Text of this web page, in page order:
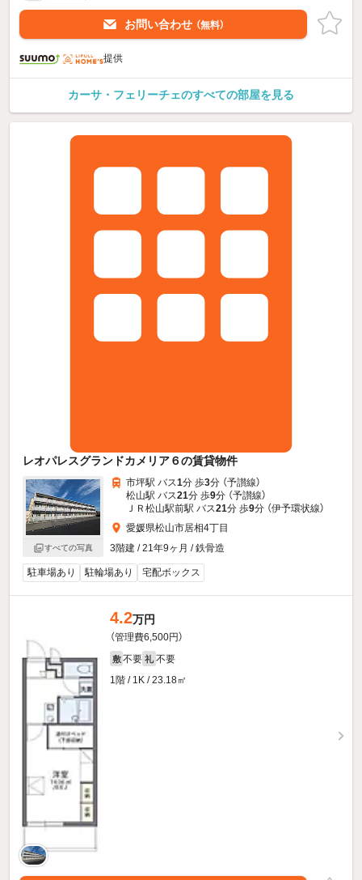
お問い合わせ （無料）
提供
カーサ・フェリーチェのすべての部屋を見る
レオパレスグランドカメリア６の賃貸物件
すべての写真
市坪駅 バス1分 歩3分 （予讃線）
松山駅 バス21分 歩9分 （予讃線）
ＪＲ松山駅前駅 バス21分 歩9分 （伊予環状線）
愛媛県松山市居相4丁目
3階建 / 21年9ヶ月 / 鉄骨造
駐車場あり 駐輪場あり 宅配ボックス
4.2万円
（管理費6,500円）
敷 不要 礼 不要
1階 / 1K / 23.18㎡